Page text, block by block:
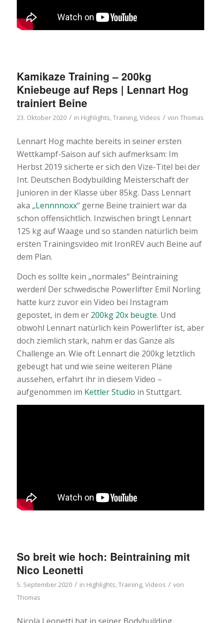
Kamikaze Training – 200kg
Kniebeuge auf Reps | Lennart Hog
trainiert Beine
23. Oktober 2020 / in Highlights,Training,Videos / von Thomas
Lennart Hog machte bereits in seiner ersten
Wettkampf-Saison auf sich aufmerksam: Im
Herbst 2019 sicherte er sich den Vize-Titel bei der
Int. Deutschen Bodybuilding Meisterschaft der
Junioren in der Klasse über 85kg. Dass Lennart
aka „Lennnnoxx“ gerne Beine trainiert war da
schon offensichtlich. Inzwischen bringt Lennart
125 kg auf Waage und so standen natürlich beim
ersten Trainingsvideo mit IronREV auch Beine auf
dem Plan.
Doch es sollte kein „normales“ Beintraining
werden! Der schwedische Powerlifter Emil Norling
hatte kurz zuvor ein Video bei Instagram
gepostet, in dem er 200kg 20x beugte. Und
obwohl Lennart natürlich kein Powerlifter ist, aber
doch ziemlich stark, nahm er das Ganze als
Challenge an. Wie oft Lennart die 200kg letztlich
gebeugt hat und wie seine weiteren Pläne
aussehen, erfahrt ihr in diesem Video –
aufgenommen im Kettler Studio in Stuttgart.
So breit wie hoch: Beintraining mit
Nico Leonetti
5. September 2020 / in Highlights,Training,Videos / von
Thomas